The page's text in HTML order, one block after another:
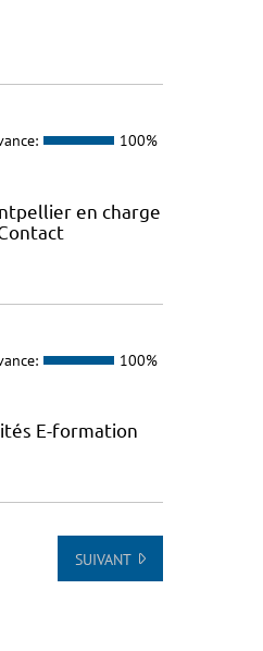
100%
en charge
100%
E-formation
SUIVANT